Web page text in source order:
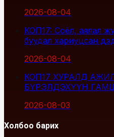
2026-08-04
КОП17: Соёл, аялал
буудал хариуцсан
2026-08-04
КОП17 ХУРАЛД
БҮРЭЛДЭХҮҮН
2026-08-03
Холбоо барих